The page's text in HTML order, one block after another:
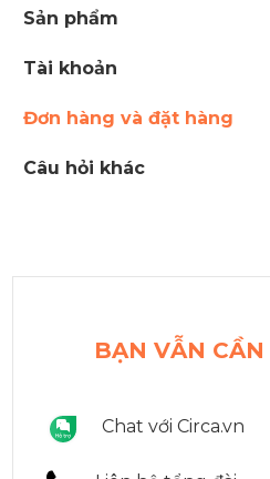
Sản phẩm
Tài khoản
Đơn hàng và đặt hàng
Câu hỏi khác
BẠN VẪN
Chat với Circa.vn